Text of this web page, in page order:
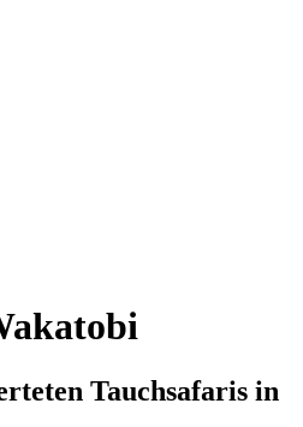
Tauchsafaris in